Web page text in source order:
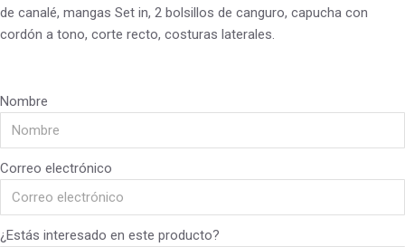
de canalé, mangas Set in, 2 bolsillos de canguro, capucha con
cordón a tono, corte recto, costuras laterales.
Nombre
Correo electrónico
¿Estás interesado en este producto?